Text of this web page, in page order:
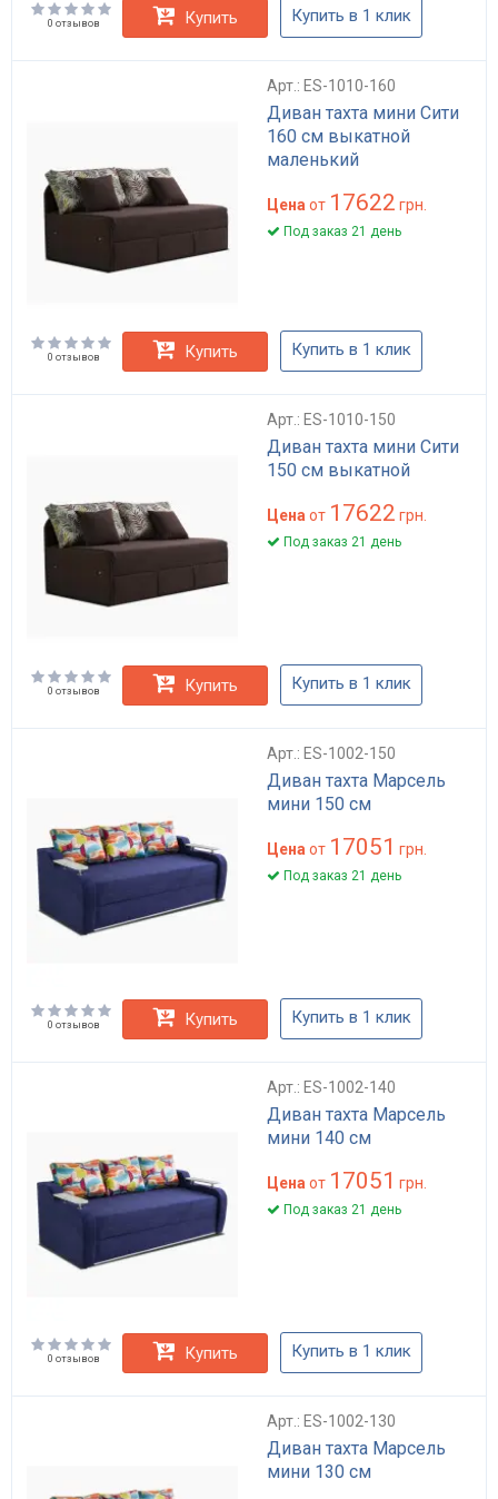
0 отзывов Купить Купить в 1 клик
Арт.: ES-1010-160
Диван тахта мини Сити
160 см выкатной
маленький
Цена от 17622 грн.
Под заказ 21 день
0 отзывов Купить Купить в 1 клик
Арт.: ES-1010-150
Диван тахта мини Сити
150 см выкатной
Цена от 17622 грн.
Под заказ 21 день
0 отзывов Купить Купить в 1 клик
Арт.: ES-1002-150
Диван тахта Марсель
мини 150 см
Цена от 17051 грн.
Под заказ 21 день
0 отзывов Купить Купить в 1 клик
Арт.: ES-1002-140
Диван тахта Марсель
мини 140 см
Цена от 17051 грн.
Под заказ 21 день
0 отзывов Купить Купить в 1 клик
Арт.: ES-1002-130
Диван тахта Марсель
мини 130 см